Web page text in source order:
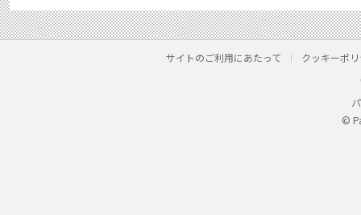
サイトのご利用にあたって クッキーポ
©